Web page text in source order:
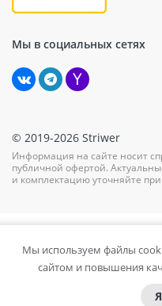
Мы в социальных сетях
© 2019-2026 Striwer
Информация на сайте носит
публичной офертой.
и комплектацию уточняйте
Мы используем файлы
сайтом и повышения